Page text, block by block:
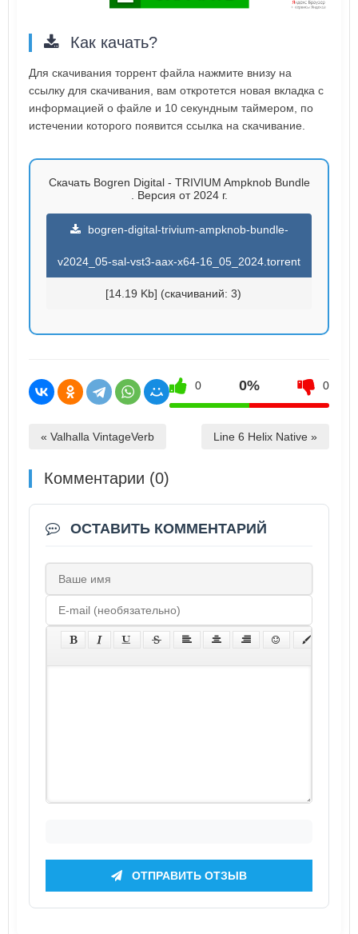
Как качать?
Для скачивания торрент файла нажмите внизу на
ссылку для скачивания, вам откротется новая вкладка с
информацией о файле и 10 секундным таймером, по
истечении которого появится ссылка на скачивание.
Скачать Bogren Digital - TRIVIUM Ampknob Bundle
. Версия от 2024 г.
bogren-digital-trivium-ampknob-bundle-
v2024_05-sal-vst3-aax-x64-16_05_2024.torrent
[14.19 Kb] (cкачиваний: 3)
0 0% 0
« Valhalla VintageVerb Line 6 Helix Native »
Комментарии (0)
ОСТАВИТЬ КОММЕНТАРИЙ
ОТПРАВИТЬ ОТЗЫВ